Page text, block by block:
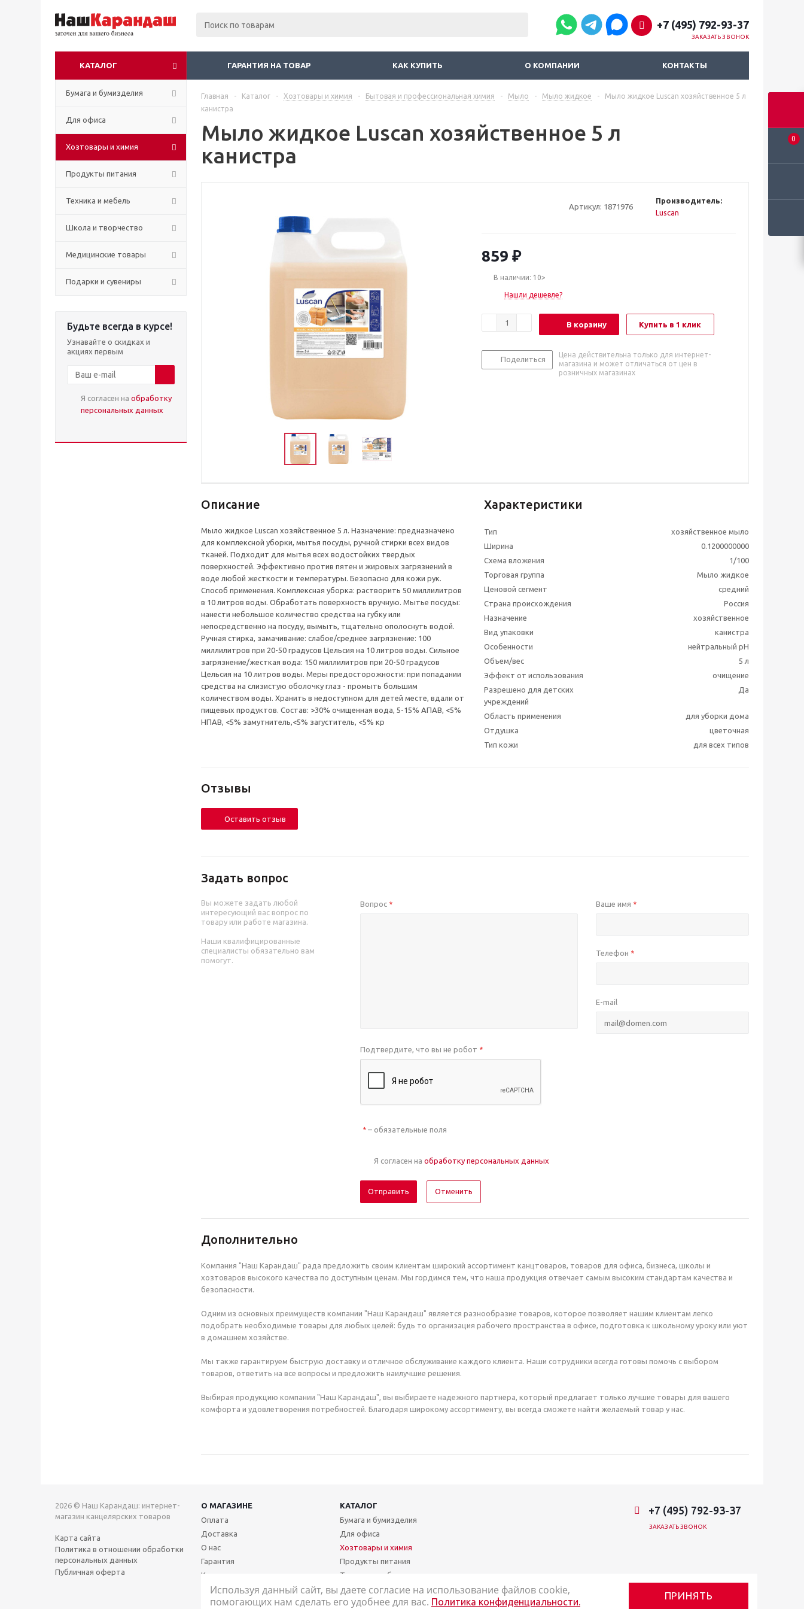
0
+7 (495) 792-93-37
ЗАКАЗАТЬ ЗВОНОК
КАТАЛОГ ГАРАНТИЯ НА ТОВАР КАК КУПИТЬ О КОМПАНИИ КОНТАКТЫ
Бумага и бумизделия
Для офиса
Хозтовары и химия
Продукты питания
Техника и мебель
Школа и творчество
Медицинские товары
Подарки и сувениры
Будьте всегда в курсе!
Узнавайте о скидках и
акциях первым
Я согласен на обработку
персональных данных
Главная - Каталог - Хозтовары и химия - Бытовая и профессиональная химия - Мыло - Мыло жидкое -
Мыло жидкое Luscan хозяйственное 5 л
канистра
Мыло жидкое Luscan хозяйственное 5 л
канистра
Артикул: 1871976
Производитель:
Luscan
859 ₽
В наличии: 10>
Нашли дешевле?
В корзину Купить в 1 клик
Поделиться
Цена действительна только для интернет-
магазина и может отличаться от цен в
розничных магазинах
Описание
Мыло жидкое Luscan хозяйственное 5 л. Назначение: предназначено
для комплексной уборки, мытья посуды, ручной стирки всех видов
тканей. Подходит для мытья всех водостойких твердых
поверхностей. Эффективно против пятен и жировых загрязнений в
воде любой жесткости и температуры. Безопасно для кожи рук.
Способ применения. Комплексная уборка: растворить 50 миллилитров
в 10 литров воды. Обработать поверхность вручную. Мытье посуды:
нанести небольшое количество средства на губку или
непосредственно на посуду, вымыть, тщательно ополоснуть водой.
Ручная стирка, замачивание: слабое/среднее загрязнение: 100
миллилитров при 20-50 градусов Цельсия на 10 литров воды. Сильное
загрязнение/жесткая вода: 150 миллилитров при 20-50 градусов
Цельсия на 10 литров воды. Меры предосторожности: при попадании
средства на слизистую оболочку глаз - промыть большим
количеством воды. Хранить в недоступном для детей месте, вдали от
пищевых продуктов. Состав: >30% очищенная вода, 5-15% АПАВ, <5%
НПАВ, <5% замутнитель,<5% загуститель, <5% кр
Характеристики
Тип
хозяйственное мыло
Ширина
0.1200000000
Схема вложения
1/100
Торговая группа
Мыло жидкое
Ценовой сегмент
средний
Страна происхождения
Россия
Назначение
хозяйственное
Вид упаковки
канистра
Особенности
нейтральный pH
Объем/вес
5 л
Эффект от использования
очищение
Разрешено для детских
учреждений
Да
Область применения
для уборки дома
Отдушка
цветочная
Тип кожи
для всех типов
Отзывы
Оставить отзыв
Задать вопрос
Вы можете задать любой
интересующий вас вопрос по
товару или работе магазина.
Наши квалифицированные
специалисты обязательно вам
помогут.
Вопрос * Ваше имя *
Телефон *
E-mail
Подтвердите, что вы не робот *
*– обязательные поля
Я согласен на обработку персональных данных
Отменить
Дополнительно
Компания "Наш Карандаш" рада предложить своим клиентам широкий ассортимент канцтоваров, товаров для офиса, бизнеса, школы и
хозтоваров высокого качества по доступным ценам. Мы гордимся тем, что наша продукция отвечает самым высоким стандартам качества и
безопасности.
Одним из основных преимуществ компании "Наш Карандаш" является разнообразие товаров, которое позволяет нашим клиентам легко
подобрать необходимые товары для любых целей: будь то организация рабочего пространства в офисе, подготовка к школьному уроку или уют
в домашнем хозяйстве.
Мы также гарантируем быструю доставку и отличное обслуживание каждого клиента. Наши сотрудники всегда готовы помочь с выбором
товаров, ответить на все вопросы и предложить наилучшие решения.
Выбирая продукцию компании "Наш Карандаш", вы выбираете надежного партнера, который предлагает только лучшие товары для вашего
комфорта и удовлетворения потребностей. Благодаря широкому ассортименту, вы всегда сможете найти желаемый товар у нас.
2026 © Наш Карандаш: интернет-
магазин канцелярских товаров
Карта сайта
Политика в отношении обработки
персональных данных
Публичная оферта
О МАГАЗИНЕ
КАТАЛОГ
Оплата
Доставка
О нас
Гарантия
Контакты
Бумага и бумизделия
Для офиса
Хозтовары и химия
Продукты питания
Техника и мебель
Школа и творчество
Медицинские товары
+7 (495) 792-93-37
ЗАКАЗАТЬ ЗВОНОК
Используя данный сайт, вы даете согласие на использование файлов cookie,
помогающих нам сделать его удобнее для вас. Политика конфиденциальности.
ПРИНЯТЬ